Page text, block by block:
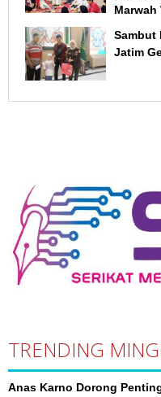
Marwah
Sambut
Jatim
TRENDING
Anas Karno Dorong